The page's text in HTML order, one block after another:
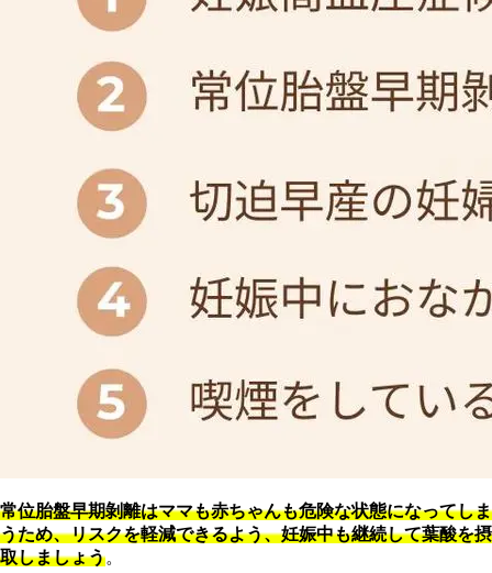
常位胎盤早期剝離はママも赤ちゃんも危険な状態になってしま
うため、リスクを軽減できるよう、妊娠中も継続して葉酸を摂
取しましょう。